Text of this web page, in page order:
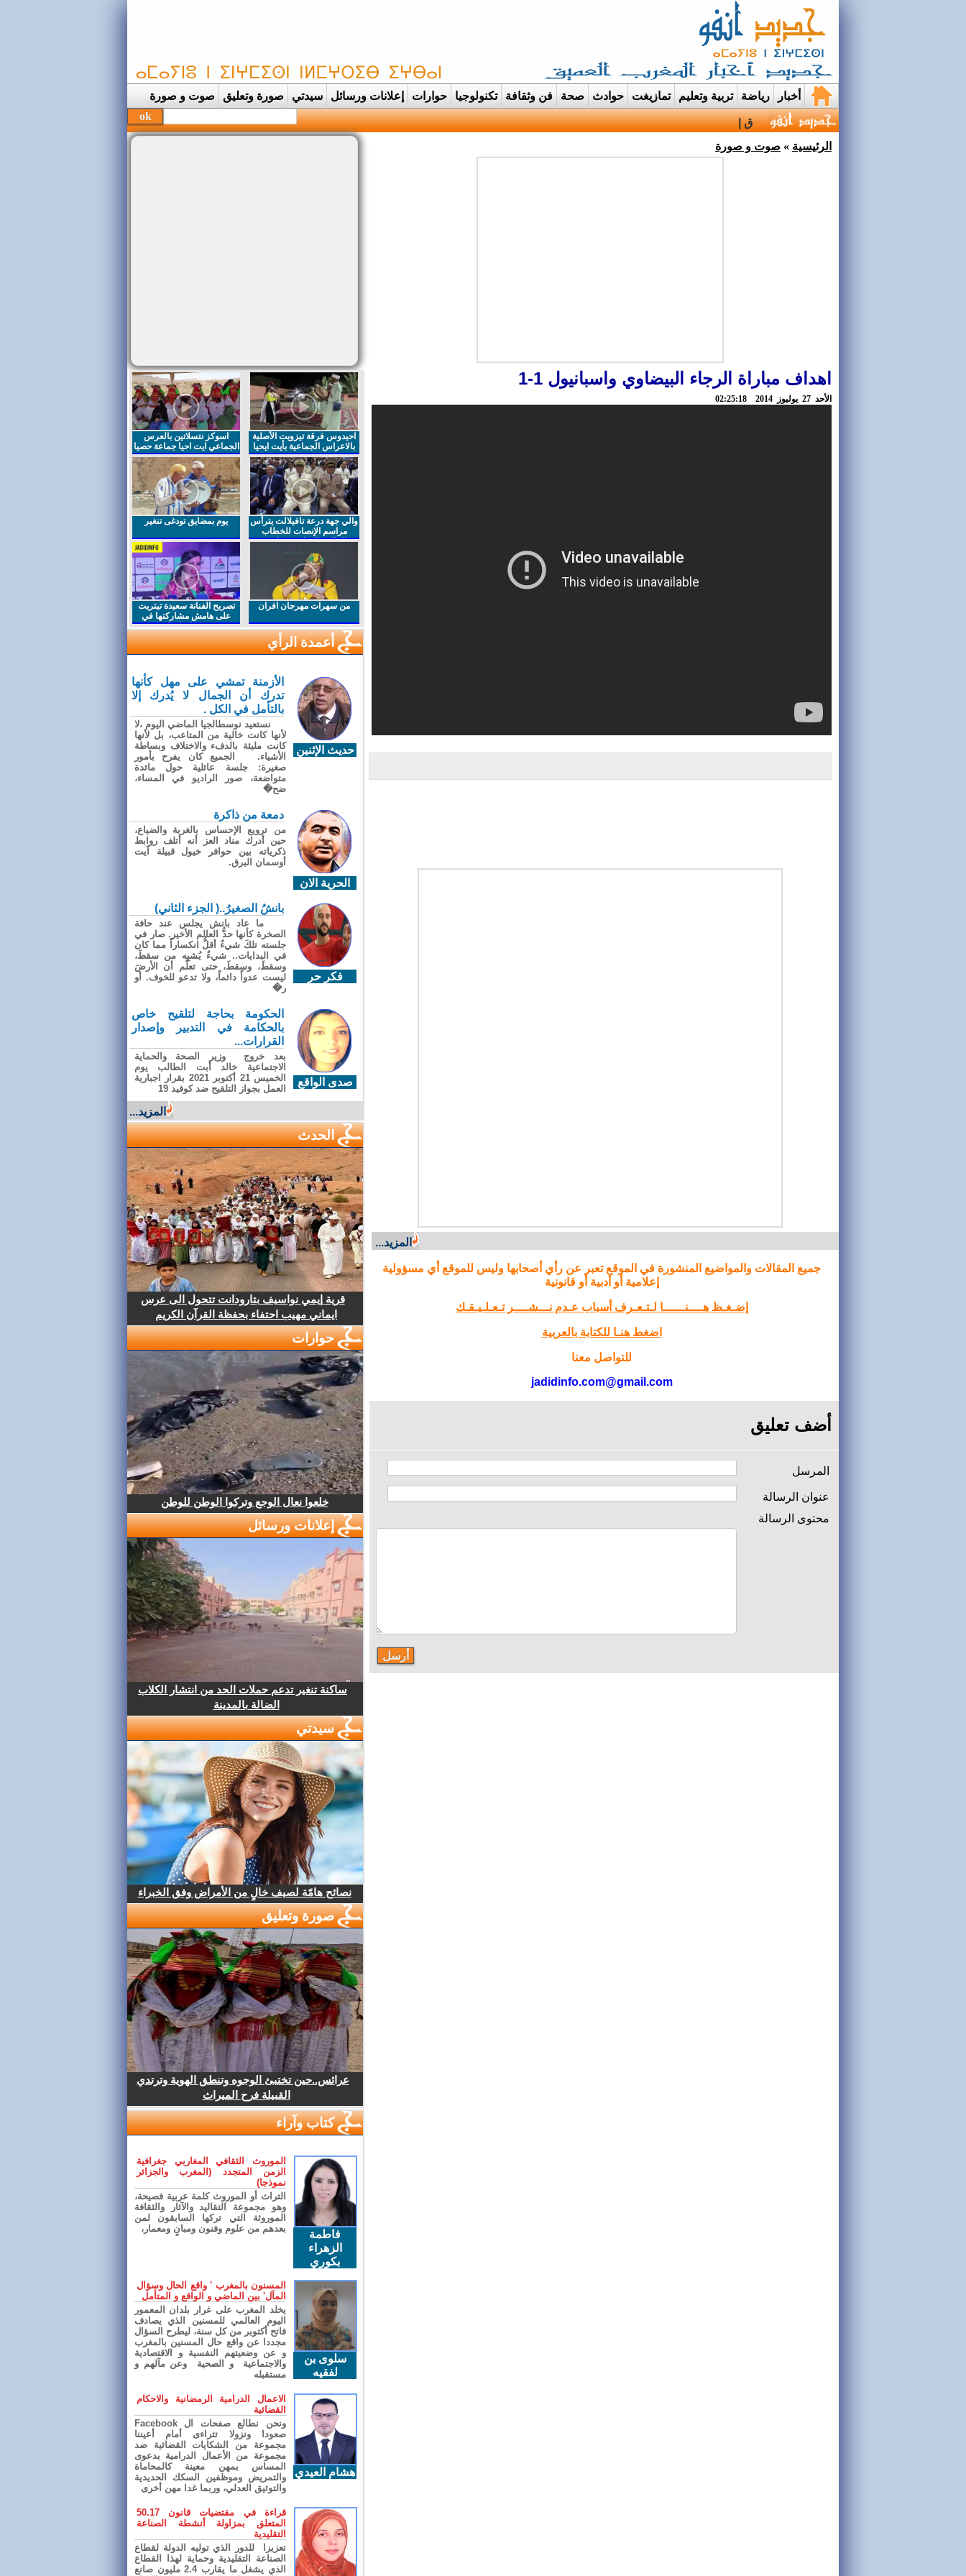
أخبار رياضة تربية وتعليم تمازيغت حوادث صحة فن وثقافة تكنولوجيا حوارات إعلانات ورسائل سيدتي صورة وتعليق صوت و صورة
قرية إيمي نواسيف بتارودانت تتحول الى عرس |
الرئيسية » صوت و صورة
اهداف مباراة الرجاء البيضاوي واسبانيول 1-1
اﻷحد 27 يوليوز 2014 02:25:18
المزيد...
جميع المقالات والمواضيع المنشورة في الموقع تعبر عن رأي أصحابها وليس للموقع أي مسؤولية
إعلامية أو أدبية أو قانونية
إضـغـظ هــــنــــــا لـتـعـرف أسباب عـدم نـــشــــر تـعـلـيـقـك
اضغط هنـا للكتابة بالعربية
للتواصل معنا
jadidinfo.com@gmail.com
أضف تعليق
المرسل
عنوان الرسالة
محتوى الرسالة
احيدوس فرقة تيزويت الأصلية
بالاعراس الجماعية بأيت ايحيا
اسوكز نتسلاتين بالعرس
الجماعي ايت احيا جماعة حصيا
والي جهة درعة تافيلالت يترأس
مراسم الإنصات للخطاب
الملكي السامي بمناسبة
يوم بمضايق تودغى تنغير
من سهرات مهرجان افران
تصريح الفنانة سعيدة تيتريت
على هامش مشاركتها في
مهرجان افران
أعمدة الرأي
حديث الإثنين
الأزمنة تمشي على مهل كأنها
تدرك أن الجمال لا يُدرك إلا
بالتأمل في الكل .
نستعيد نوسطالجيا الماضي اليوم ،لا
لأنها كانت خالية من المتاعب، بل لأنها
كانت مليئة بالدفء والاختلاف وبساطة
الأشياء. الجميع كان يفرح بأمور
صغيرة: جلسة عائلية حول مائدة
متواضعة، صور الراديو في المساء،
ضح�
الحرية الان
دمعة من ذاكرة
من ترويع الإحساس بالغربة والضياع،
حين أدرك مناد العز أنه أتلف روابط
ذكرياته بين حوافر خيول قبيلة آيت
أوسمان البرق.
فكر حر
بانشُ الصغيرُ..( الجزء الثاني)
ما عاد بانش يجلس عند حافة
الصخرة كأنها حدُّ العالم الأخير. صار في
جلسته تلكَ شيءٌ أقلُّ انكساراً مما كان
في البدايات.. شيءٌ يُشبِه من سقطَ،
وسقطَ، وسقطَ، حتى تعلّم أن الأرضَ
ليست عدواً دائماً، ولا تدعو للخوف. أو
ر�
صدى الواقع
الحكومة بحاجة لتلقيح خاص
بالحكامة في التدبير وإصدار
القرارات...
بعد خروج وزير الصحة والحماية
الاجتماعية خالد أبت الطالب يوم
الخميس 21 أكتوبر 2021 بقرار اجبارية
العمل بجواز التلقيح ضد كوفيد 19
المزيد...
الحدث
قرية إيمي نواسيف بتارودانت تتحول الى عرس
ايماني مهيب احتفاء بحفظة القرآن الكريم
حوارات
خلعوا نعال الوجع وتركوا الوطن للوطن
إعلانات ورسائل
ساكنة تنغير تدعم حملات الحد من انتشار الكلاب
الضالة بالمدينة
سيدتي
نصائح هامّة لصيف خالٍ من الأمراض وفق الخبراء
صورة وتعليق
عرائس..حين تختبئ الوجوه وتنطق الهوية وترتدي
القبيلة فرح الميراث
كتاب وآراء
فاطمة
الزهراء
بكوري
الموروث الثقافي المغاربي جغرافية
الزمن المتجدد (المغرب والجزائر
نموذجا)
التراث أو الموروث كلمة عربية فصيحة،
وهو مجموعة التقاليد والآثار والثقافة
الموروثة التي تركها السابقون لمن
بعدهم من علوم وفنون ومبانٍ ومعمار،
سلوى بن
لفقيه
المسنون بالمغرب ' واقع الحال وسؤال
المآل' بين الماضي و الواقع و المتأمل
يخلد المغرب على غرار بلدان المعمور
اليوم العالمي للمسنين الذي يصادف
فاتح أكتوبر من كل سنة، ليطرح السؤال
مجددا عن واقع حال المسنين بالمغرب
و عن وضعيتهم النفسية و الاقتصادية
والاجتماعية و الصحية وعن مآلهم و
مستقبله
هشام العيدي
الاعمال الدرامية الرمضانية والاحكام
القضائية
ونحن نطالع صفحات ال Facebook
صعودا ونزولا تتراءى أمام أعيننا
مجموعة من الشكايات القضائية ضد
مجموعة من الأعمال الدرامية بدعوى
المساس بمهن معينة كالمحاماة
والتمريض وموظفين السكك الحديدية
والتوثيق العدلي، وربما غدا مهن أخرى
قراءة في مقتضيات قانون 50.17
المتعلق بمزاولة أنشطة الصناعة
التقليدية
تعزيزا للدور الذي توليه الدولة لقطاع
الصناعة التقليدية وحماية لهذا القطاع
الذي يشغل ما يقارب 2.4 مليون صانع